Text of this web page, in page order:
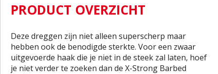
PRODUCT OVERZICHT
Deze dreggen zijn niet alleen superscherp maar
hebben ook de benodigde sterkte. Voor een zwaar
uitgevoerde haak die je niet in de steek zal laten, hoef
je niet verder te zoeken dan de X-Strong Barbed